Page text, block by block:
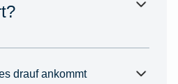
drauf ankommt